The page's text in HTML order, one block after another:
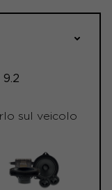
9.2
sul veicolo